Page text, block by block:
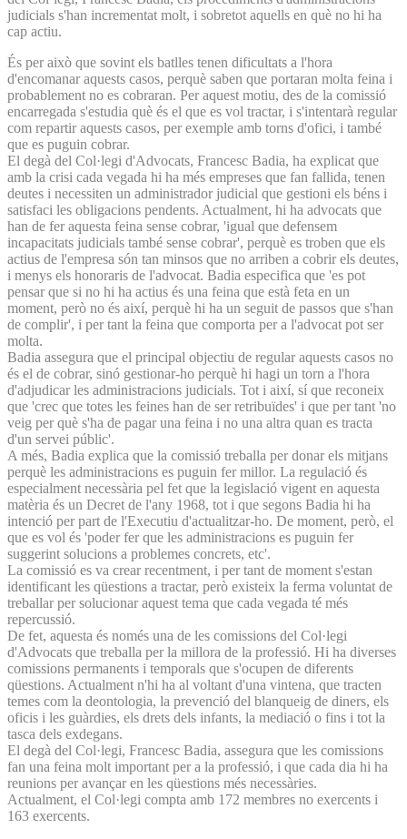
judicials s'han incrementat molt, i sobretot aquells en què no hi ha
cap actiu.
És per això que sovint els batlles tenen dificultats a l'hora
d'encomanar aquests casos, perquè saben que portaran molta feina i
probablement no es cobraran. Per aquest motiu, des de la comissió
encarregada s'estudia què és el que es vol tractar, i s'intentarà regular
com repartir aquests casos, per exemple amb torns d'ofici, i també
que es puguin cobrar.
El degà del Col·legi d'Advocats, Francesc Badia, ha explicat que
amb la crisi cada vegada hi ha més empreses que fan fallida, tenen
deutes i necessiten un administrador judicial que gestioni els béns i
satisfaci les obligacions pendents. Actualment, hi ha advocats que
han de fer aquesta feina sense cobrar, 'igual que defensem
incapacitats judicials també sense cobrar', perquè es troben que els
actius de l'empresa són tan minsos que no arriben a cobrir els deutes,
i menys els honoraris de l'advocat. Badia especifica que 'es pot
pensar que si no hi ha actius és una feina que està feta en un
moment, però no és així, perquè hi ha un seguit de passos que s'han
de complir', i per tant la feina que comporta per a l'advocat pot ser
molta.
Badia assegura que el principal objectiu de regular aquests casos no
és el de cobrar, sinó gestionar-ho perquè hi hagi un torn a l'hora
d'adjudicar les administracions judicials. Tot i així, sí que reconeix
que 'crec que totes les feines han de ser retribuïdes' i que per tant 'no
veig per què s'ha de pagar una feina i no una altra quan es tracta
d'un servei públic'.
A més, Badia explica que la comissió treballa per donar els mitjans
perquè les administracions es puguin fer millor. La regulació és
especialment necessària pel fet que la legislació vigent en aquesta
matèria és un Decret de l'any 1968, tot i que segons Badia hi ha
intenció per part de l'Executiu d'actualitzar-ho. De moment, però, el
que es vol és 'poder fer que les administracions es puguin fer
suggerint solucions a problemes concrets, etc'.
La comissió es va crear recentment, i per tant de moment s'estan
identificant les qüestions a tractar, però existeix la ferma voluntat de
treballar per solucionar aquest tema que cada vegada té més
repercussió.
De fet, aquesta és només una de les comissions del Col·legi
d'Advocats que treballa per la millora de la professió. Hi ha diverses
comissions permanents i temporals que s'ocupen de diferents
qüestions. Actualment n'hi ha al voltant d'una vintena, que tracten
temes com la deontologia, la prevenció del blanqueig de diners, els
oficis i les guàrdies, els drets dels infants, la mediació o fins i tot la
tasca dels exdegans.
El degà del Col·legi, Francesc Badia, assegura que les comissions
fan una feina molt important per a la professió, i que cada dia hi ha
reunions per avançar en les qüestions més necessàries.
Actualment, el Col·legi compta amb 172 membres no exercents i
163 exercents.